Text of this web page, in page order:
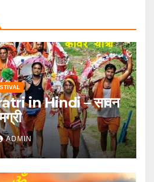
in Hindi – सावन
ADMIN